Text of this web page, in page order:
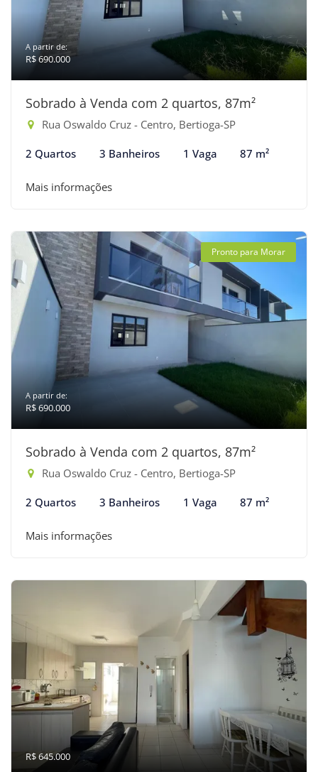
A partir de:
R$ 690.000
Sobrado à Venda com 2 quartos, 87m²
Rua Oswaldo Cruz - Centro, Bertioga-SP
2 Quartos 3 Banheiros 1 Vaga 87 m²
Mais informações
Pronto para Morar
A partir de:
R$ 690.000
Sobrado à Venda com 2 quartos, 87m²
Rua Oswaldo Cruz - Centro, Bertioga-SP
2 Quartos 3 Banheiros 1 Vaga 87 m²
Mais informações
R$ 645.000